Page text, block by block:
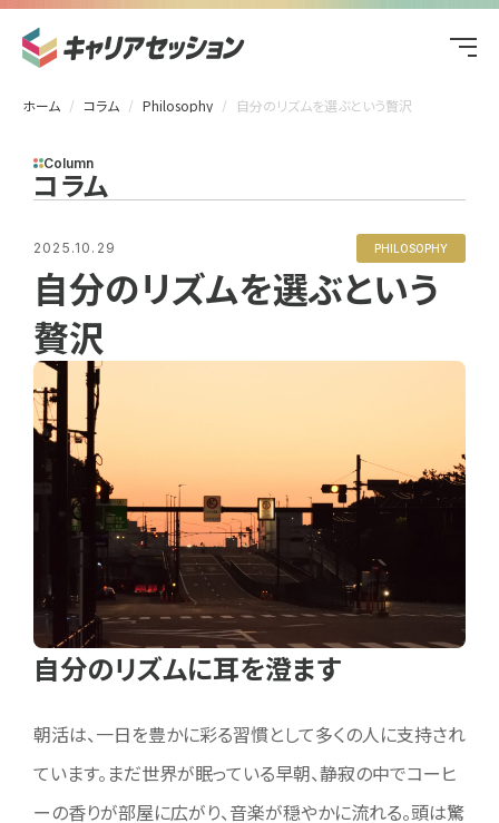
ホーム コラム Philosophy 自分のリズムを選ぶという贅沢
Column
コラム
2025.10.29 PHILOSOPHY
自分のリズムを選ぶという
贅沢
自分のリズムに耳を澄ます
朝活は、一日を豊かに彩る習慣として多くの人に支持され
ています。まだ世界が眠っている早朝、静寂の中でコーヒ
ーの香りが部屋に広がり、音楽が穏やかに流れる。頭は驚